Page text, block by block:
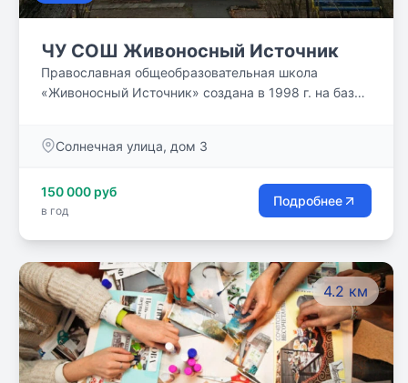
ЧУ СОШ Живоносный Источник
Православная общеобразовательная школа
«Живоносный Источник» создана в 1998 г. на базе
Солнечная улица, дом 3
150 000 руб
в год
Подробнее
4.2 км